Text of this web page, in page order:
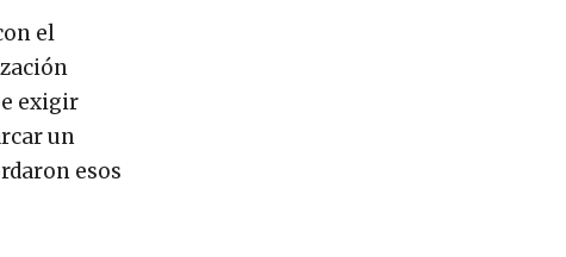
el
exigir
un
esos